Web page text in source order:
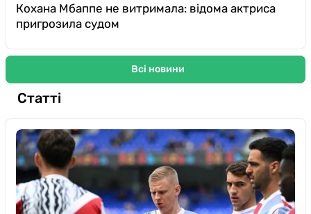
Кохана Мбаппе не витримала: відома актриса
пригрозила судом
Всі новини
Статті